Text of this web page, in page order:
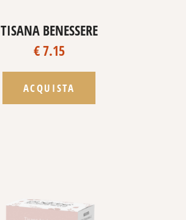
TISANA BENESSERE
€ 7.15
ACQUISTA